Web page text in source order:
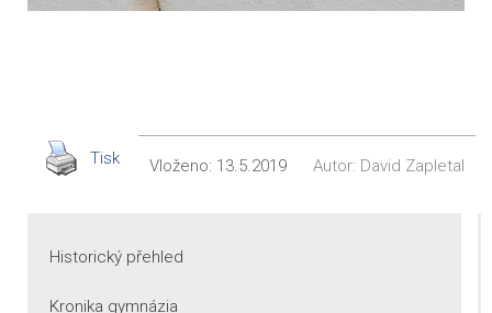
Tisk Vloženo: 13.5.2019 Autor: David Zapletal
Historický přehled
Kronika gymnázia